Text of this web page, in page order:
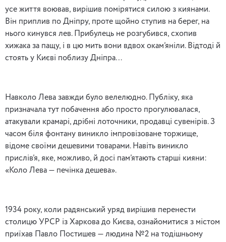
усе життя воював, вирішив помірятися силою з киянами.
Він приплив по Дніпру, проте щойно ступив на берег, на
нього кинувся лев. Прибулець не розгубився, схопив
хижака за пащу, і в цю мить вони вдвох окам’яніли. Відтоді й
стоять у Києві поблизу Дніпра…
Навколо Лева завжди було велелюдно. Публіку, яка
призначала тут побачення або просто прогулювалася,
атакували крамарі, дрібні лоточники, продавці сувенірів. З
часом біля фонтану виникло імпровізоване торжище,
відоме своїми дешевими товарами. Навіть виникло
прислів’я, яке, можливо, й досі пам’ятають старші кияни:
«Коло Лева — печінка дешева».
1934 року, коли радянський уряд вирішив перенести
столицю УРСР із Харкова до Києва, ознайомитися з містом
приїхав Павло Постишев — людина №2 на тодішньому